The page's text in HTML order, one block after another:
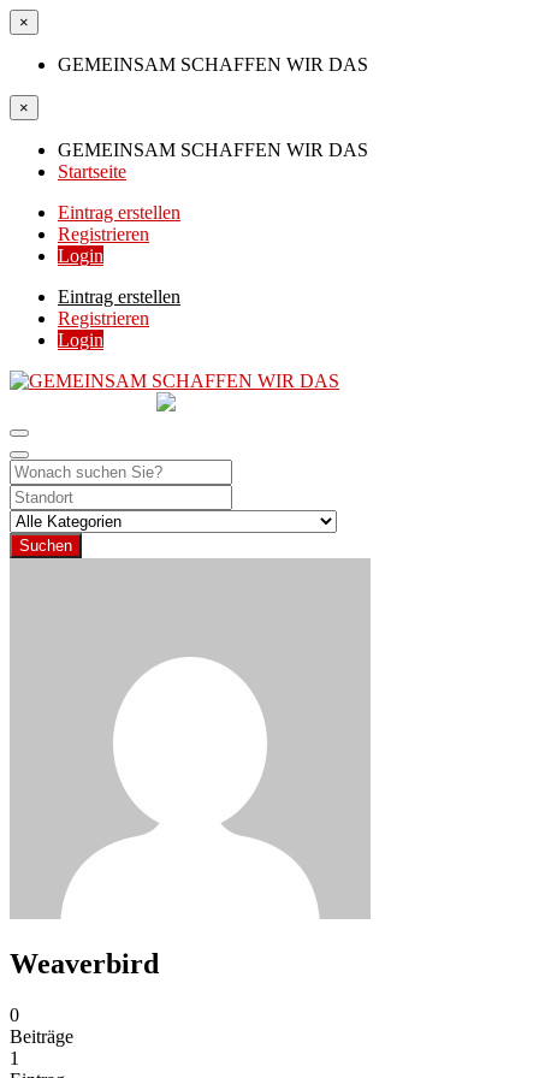
×
GEMEINSAM SCHAFFEN WIR DAS
×
GEMEINSAM SCHAFFEN WIR DAS
Startseite
Eintrag erstellen
Registrieren
Login
Eintrag erstellen
Registrieren
Login
Suchen
Weaverbird
0
Beiträge
1